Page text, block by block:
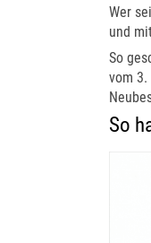
Wer
und
So
vom
So